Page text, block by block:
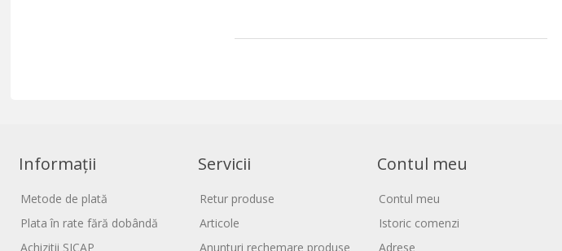
Informații
Metode de plată
Plata în rate fără dobândă
Achizitii SICAP
Servicii
Retur produse
Articole
Anunturi rechemare produse
Contul meu
Contul meu
Istoric comenzi
Adrese